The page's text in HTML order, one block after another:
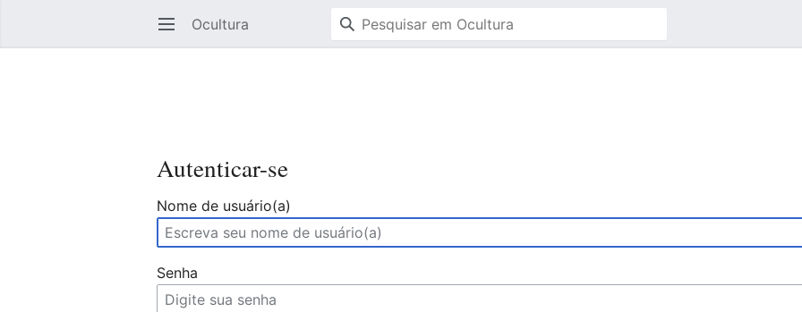
Abrir menu principal Ocultura
Autenticar-se
Nome de usuário(a)
Senha